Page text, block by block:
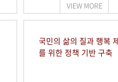
VIEW MORE
국민의 삶의 질과 행복
를 위한 정책 기반 구축